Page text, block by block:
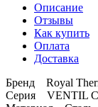
Описание
Отзывы
Как купить
Оплата
Доставка
Бренд Royal
Серия VENTIL